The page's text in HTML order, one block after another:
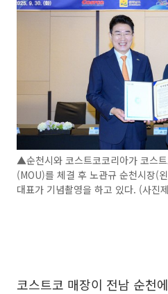
▲순천시와 코스트코코리아가 코스
(MOU)를 체결 후 노관규 순천시장(
대표가 기념촬영을 하고 있다. (사진
코스트코 매장이 전남 순천